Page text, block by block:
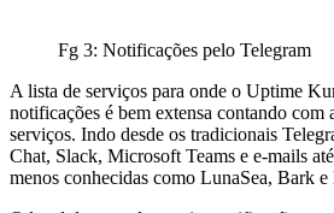
Fg 3: Notificações pelo Telegram
A lista de serviços para onde o Uptime
notificações é bem extensa contando com
serviços. Indo desde os tradicionais
Chat, Slack, Microsoft Teams e e-mails
menos conhecidas como LunaSea, Bark